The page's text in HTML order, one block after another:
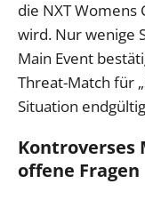
die NXT
wird. Nur wenige
Main Event
Threat-Match für
Situation
Kontroverses
offene Fragen